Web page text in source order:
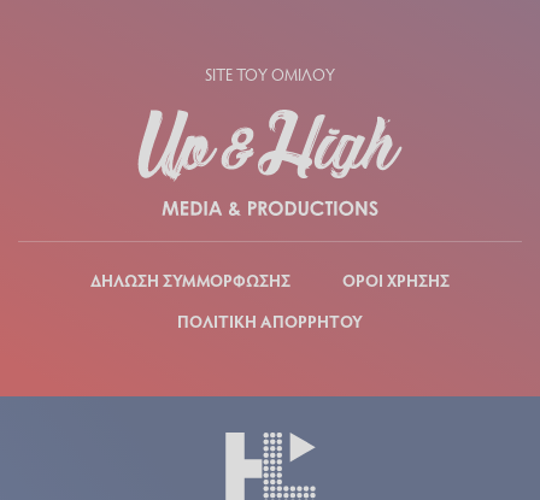
SITE ΤΟΥ ΟΜΙΛΟΥ
ΔΗΛΩΣΗ ΣΥΜΜΟΡΦΩΣΗΣ
ΟΡΟΙ ΧΡΗΣΗΣ
ΠΟΛΙΤΙΚΗ ΑΠΟΡΡΗΤΟΥ